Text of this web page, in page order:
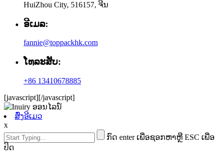
HuiZhou City, 516157, ຈີນ
ອີເມລ:
fannie@toppackhk.com
ໂທລະສັບ:
+86 13410678885
[javascript][/javascript]
ສົ່ງອີເມວ
x
ກົດ enter ເພື່ອຊອກຫາຫຼື ESC ເພື່ອ
ປິດ